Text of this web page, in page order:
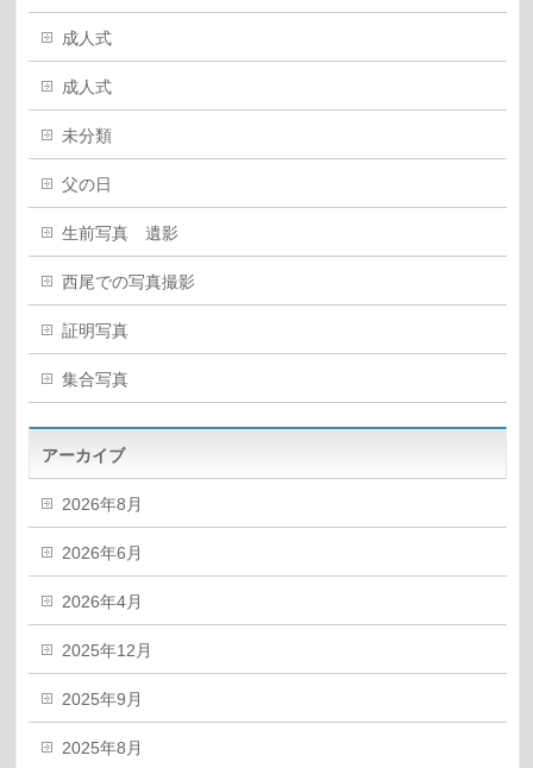
成人式
成人式
未分類
父の日
生前写真 遺影
西尾での写真撮影
証明写真
集合写真
アーカイブ
2026年8月
2026年6月
2026年4月
2025年12月
2025年9月
2025年8月